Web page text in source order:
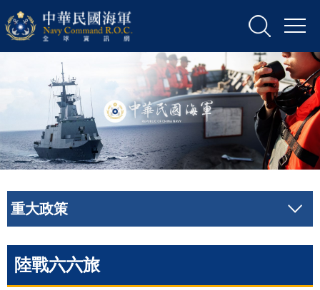
重大政策
陸戰六六旅